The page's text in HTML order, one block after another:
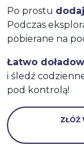
Po prostu
Podczas
pobierane na
Łatwo
i śledź
pod kontrolą!
ZŁÓŻ